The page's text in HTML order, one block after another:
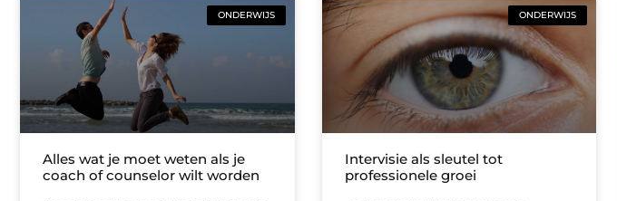
ONDERWIJS
Alles wat je moet weten als je
coach of counselor wilt worden
ONDERWIJS
Intervisie als sleutel tot
professionele groei